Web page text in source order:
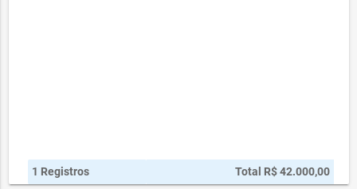
1 Registros Total R$ 42.000,00